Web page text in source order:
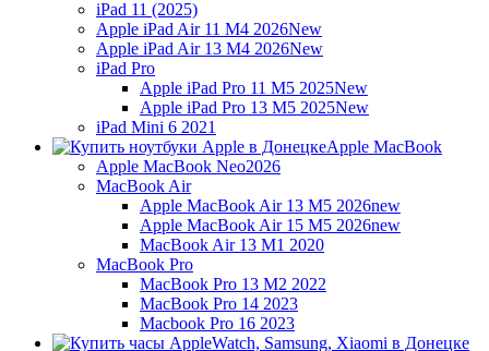
iPad 11 (2025)
Apple iPad Air 11 M4 2026New
Apple iPad Air 13 M4 2026New
iPad Pro
Apple iPad Pro 11 M5 2025New
Apple iPad Pro 13 M5 2025New
iPad Mini 6 2021
Apple MacBook
Apple MacBook Neo2026
MacBook Air
Apple MacBook Air 13 M5 2026new
Apple MacBook Air 15 M5 2026new
MacBook Air 13 M1 2020
MacBook Pro
MacBook Pro 13 M2 2022
MacBook Pro 14 2023
Macbook Pro 16 2023